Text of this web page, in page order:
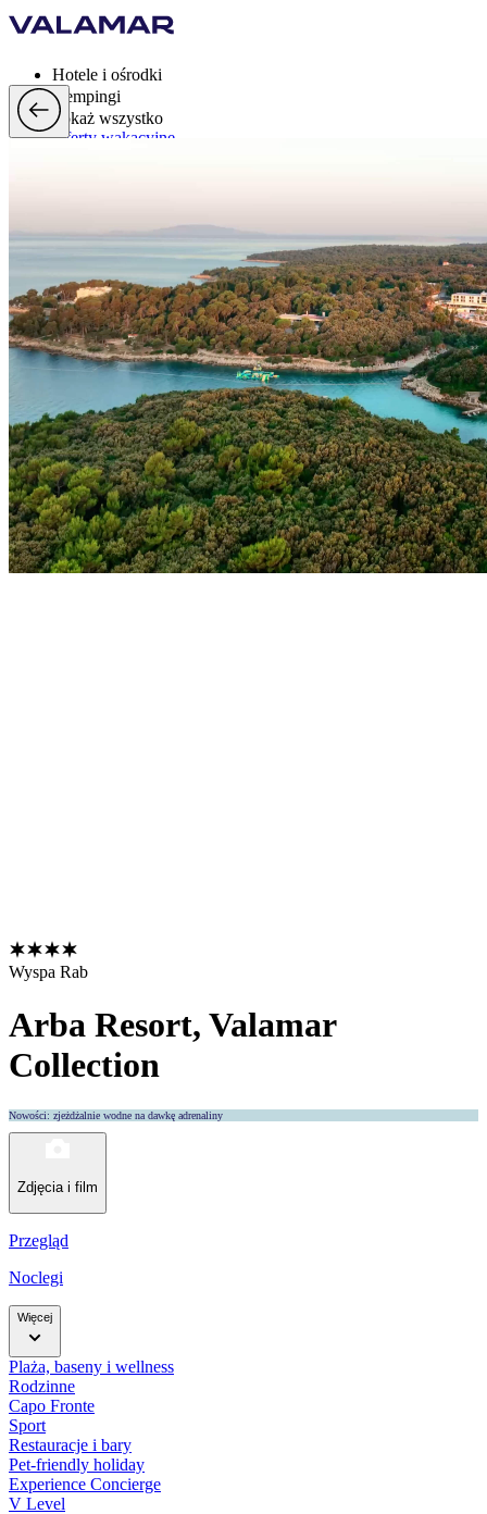
Hotele i ośrodki
Kempingi
Pokaż wszystko
Oferty wakacyjne
pl, EUR
Wyspa Rab
Arba Resort, Valamar
Collection
Nowości: zjeżdżalnie wodne na dawkę adrenaliny
Zdjęcia i film
Przegląd
Noclegi
Więcej
Plaża, baseny i wellness
Rodzinne
Capo Fronte
Sport
Restauracje i bary
Pet-friendly holiday
Experience Concierge
V Level